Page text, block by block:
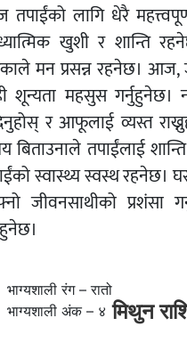
लागि धेरै
खुशी र शान्ति
मन प्रसन्न रहनेछ। आज,
शून्यता महसुस गर्नुहुनेछ।
र आफूलाई व्यस्त
बिताउनाले तपाईंलाई
स्वास्थ्य स्वस्थ रहनेछ।
जीवनसाथीको प्रशंसा
भाग्यशाली रंग – रातो
भाग्यशाली अंक – ४ मिथुन